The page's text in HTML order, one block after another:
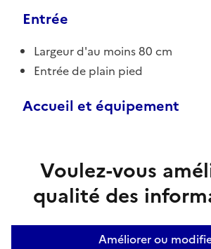
Entrée
Largeur d'au moins 80 cm
Entrée de plain pied
Accueil et équipement
Voulez-vous
qualité des
Améliorer ou